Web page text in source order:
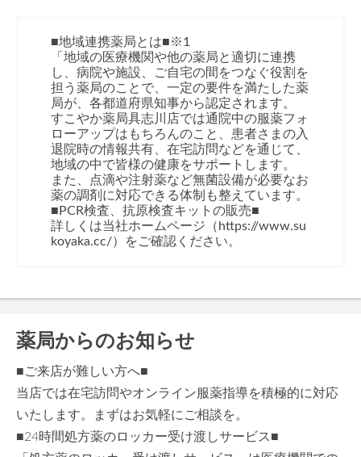
■地域連携薬局とは■※1
「地域の医療機関や他の薬局と適切に連携
し、病院や施設、ご自宅の間をつなぐ役割を
担う薬局のことで、一定の要件を満たした薬
局が、各都道府県知事から認定されます。
すこやか薬局具志川店では通院中の服薬フォ
ローアップはもちろんのこと、患者さまの入
退院時の情報共有、在宅訪問などを通じて、
地域の中で皆様の健康をサポートします。
また、点滴や注射薬など無菌設備が必要なお
薬の調剤に対応できる体制も整えています。
■PCR検査、抗原検査キットの販売■
詳しくは当社ホームページ（https://www.su
koyaka.cc/）をご確認ください。
薬局からのお知らせ
■ご来店が難しい方へ■
当店では在宅訪問やオンライン服薬指導を積極的に対応
いたします。まずはお気軽にご相談を。
■24時間処方薬のロッカー受け渡しサービス■